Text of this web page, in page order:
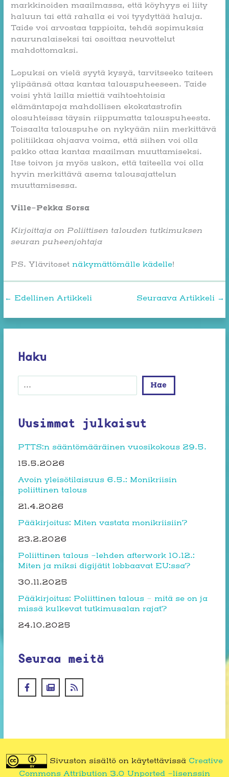
markkinoiden maailmassa, että köyhyys ei liity
haluun tai että rahalla ei voi tyydyttää haluja.
Taide voi arvostaa tappioita, tehdä sopimuksia
naurunalaiseksi tai osoittaa neuvottelut
mahdottomaksi.
Lopuksi on vielä syytä kysyä, tarvitseeko taiteen
ylipäänsä ottaa kantaa talouspuheeseen. Taide
voisi yhtä lailla miettiä vaihtoehtoisia
elämäntapoja mahdollisen ekokatastrofin
olosuhteissa täysin riippumatta talouspuheesta.
Toisaalta talouspuhe on nykyään niin merkittävä
politiikkaa ohjaava voima, että siihen voi olla
pakko ottaa kantaa maailman muuttamiseksi.
Itse toivon ja myös uskon, että taiteella voi olla
hyvin merkittävä asema talousajattelun
muuttamisessa.
Ville-Pekka Sorsa
Kirjoittaja on Poliittisen talouden tutkimuksen
seuran puheenjohtaja
PS. Ylävitoset näkymättömälle kädelle!
← Edellinen Artikkeli Seuraava Artikkeli →
Haku
Hae
Uusimmat julkaisut
PTTS:n sääntömääräinen vuosikokous 29.5.
15.5.2026
Avoin yleisötilaisuus 6.5.: Monikriisin
poliittinen talous
21.4.2026
Pääkirjoitus: Miten vastata monikriisiin?
23.2.2026
Poliittinen talous -lehden afterwork 10.12.:
Miten ja miksi digijätit lobbaavat EU:ssa?
30.11.2025
Pääkirjoitus: Poliittinen talous – mitä se on ja
missä kulkevat tutkimusalan rajat?
24.10.2025
Seuraa meitä
Sivuston sisältö on käytettävissä Creative
Commons Attribution 3.0 Unported -lisenssin